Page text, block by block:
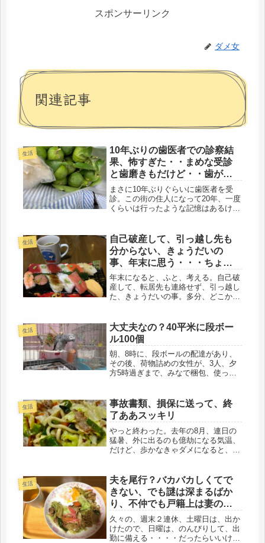
スポンサーリンク
ダメ女
関連記事
生活
10年ぶりの歯医者での診察結
果、怖すぎた・・まめな受診
と歯磨きもだけど・・歯があ
ってこそ。
まさに10年ぶりぐらいに歯医者を受
診。この街の住人になって20年、一度
くらいは行ったような記憶はあるけ
した。それにしても、ひどいね(-_-;)ど
んな結果になろうと、腹はくく...
生活
自己破産して、引っ越し先も
分からない、きょうだいの
事、年末に思う・・・ちょっ
と贅沢しました。
年末になると、ふと、考える。自己破
産して、転居先も連絡せず、引っ越し
た、きょうだいの事。多分、どこか
で、もしかしたら、私達より優雅な生
活をしているかも(・_・;)行き倒れ
に...
生活
大丈夫なの？40平米に段ボー
ル100個
朝、8時に、段ボールの配達があり、
その後、荷物詰めの女性が、3人、夕
方5時過ぎまで、みなで梱包、使って
駅の元同僚に、電話して、初期化の依
頼、時間がないので、回収に来てもら
い、...
生活
事故書類、損保に送って、終
了ああスッキリ
やっと終わった。去年の8月、連日の
猛暑、外に出るのも億劫になる気温、
だけど、歩かなきゃダメになると、早
ら追突され、数メートル吹っ飛んだ事
件。打ちどころが悪ければ、憧れの不
労...
生活
夫を尾行？バカバカしくてで
きない、でも謎は深まるばか
り、不仲でも戸籍上は妻の
座・・・三食焼きそば、三回
食べる？
久々の、週末２連休、土曜日は、出か
けたので、日曜は、のんびりして、出
勤に備える・・・・だったらいいけ